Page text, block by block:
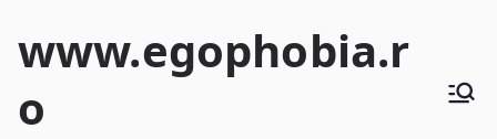
www.egophobia.r
o